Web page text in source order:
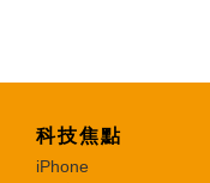
科技焦點
iPhone